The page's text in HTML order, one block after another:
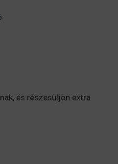
és részesüljön extra